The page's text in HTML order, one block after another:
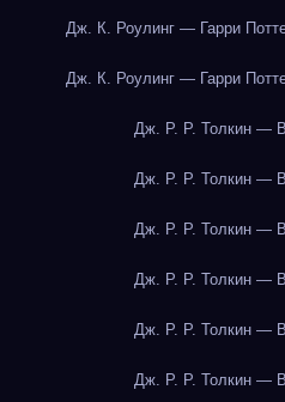
Дж. К. Роулинг — Гарри
Дж. К. Роулинг — Гарри
Дж. Р. Р. Толкин —
Дж. Р. Р. Толкин —
Дж. Р. Р. Толкин —
Дж. Р. Р. Толкин —
Дж. Р. Р. Толкин —
Дж. Р. Р. Толкин —